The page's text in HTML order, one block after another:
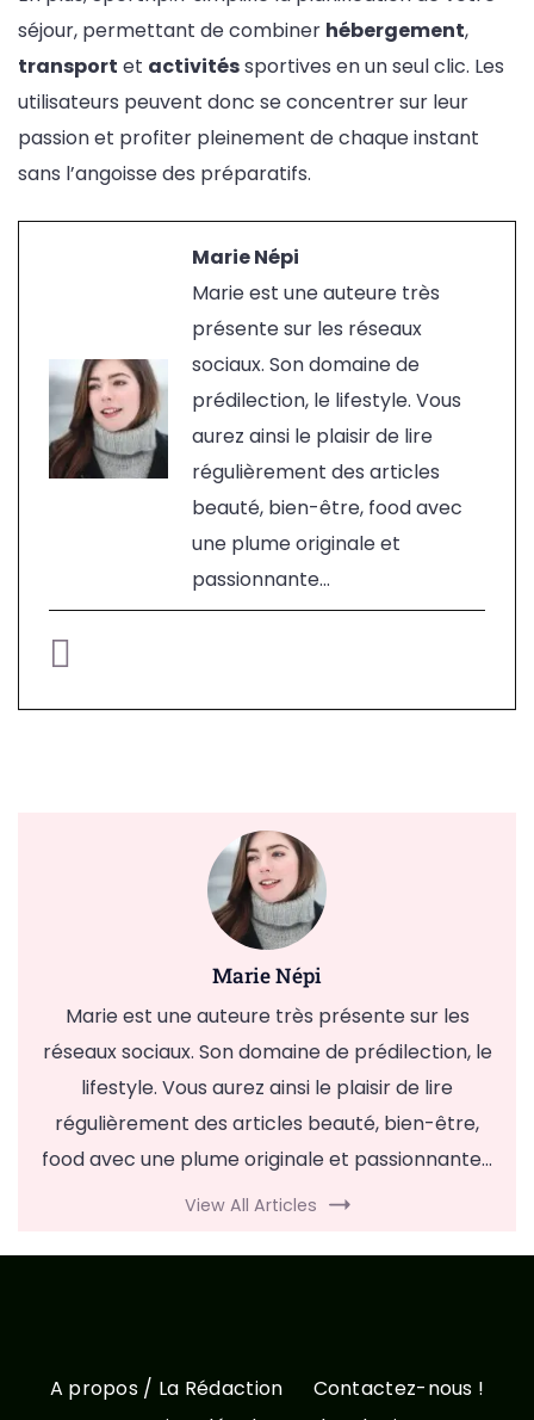
séjour, permettant de combiner hébergement,
transport et activitéssportives en un seul clic. Les
utilisateurs peuvent donc se concentrer sur leur
passion et profiter pleinement de chaque instant
sans l’angoisse des préparatifs.
Marie Népi
Marie est une auteure très
présente sur les réseaux
sociaux. Son domaine de
prédilection, le lifestyle. Vous
aurez ainsi le plaisir de lire
régulièrement des articles
beauté, bien-être, food avec
une plume originale et
passionnante...
Marie Népi
Marie est une auteure très présente sur les
réseaux sociaux. Son domaine de prédilection, le
lifestyle. Vous aurez ainsi le plaisir de lire
régulièrement des articles beauté, bien-être,
food avec une plume originale et passionnante...
View All Articles
A propos / La Rédaction
Contactez-nous !